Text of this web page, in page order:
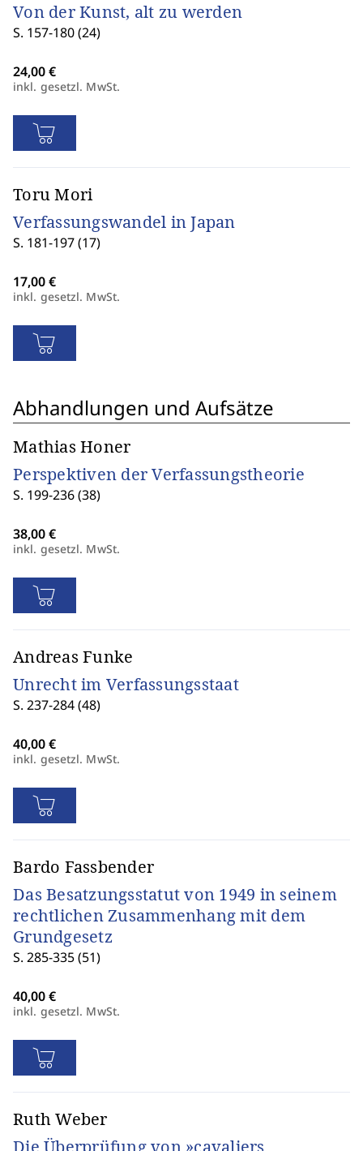
Von der Kunst, alt zu werden
S. 157-180 (24)
inkl. gesetzl. MwSt.
Toru Mori
Verfassungswandel in Japan
S. 181-197 (17)
inkl. gesetzl. MwSt.
Abhandlungen und Aufsätze
Mathias Honer
Perspektiven der Verfassungstheorie
S. 199-236 (38)
inkl. gesetzl. MwSt.
Andreas Funke
Unrecht im Verfassungsstaat
S. 237-284 (48)
inkl. gesetzl. MwSt.
Bardo Fassbender
Das Besatzungsstatut von 1949 in seinem
rechtlichen Zusammenhang mit dem
Grundgesetz
S. 285-335 (51)
inkl. gesetzl. MwSt.
Ruth Weber
Die Überprüfung von »cavaliers